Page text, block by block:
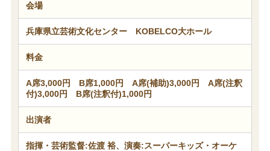
会場
兵庫県立芸術文化センター KOBELCO大ホール
料金
A席3,000円 B席1,000円 A席(補助)3,000円 A席(注釈
付)3,000円 B席(注釈付)1,000円
出演者
指揮・芸術監督:佐渡 裕、演奏:スーパーキッズ・オーケ